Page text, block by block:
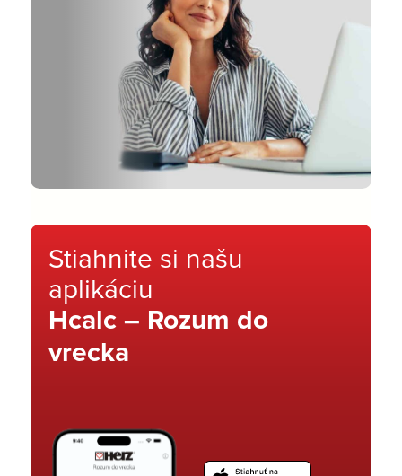
Stiahnite si našu
aplikáciu
Hcalc – Rozum do
vrecka